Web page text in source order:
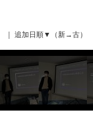
追加日順▼（新→古）